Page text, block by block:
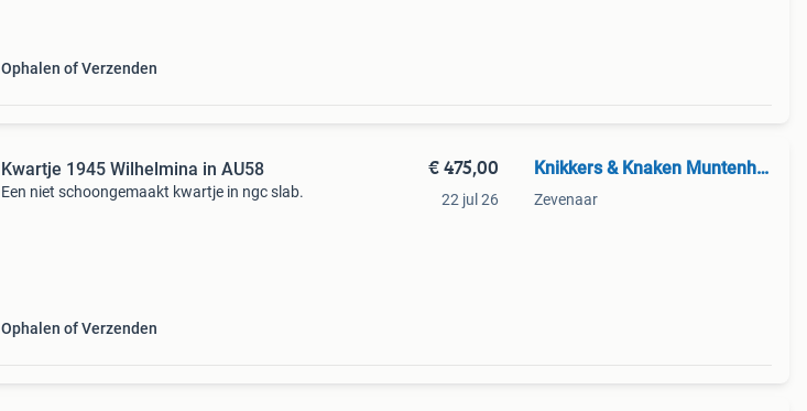
Ophalen of Verzenden
Kwartje 1945 Wilhelmina in AU58
Een niet schoongemaakt kwartje in ngc slab.
Ophalen of Verzenden
€ 475,00
22 jul 26
Knikkers & Knaken Muntenhandel
Zevenaar